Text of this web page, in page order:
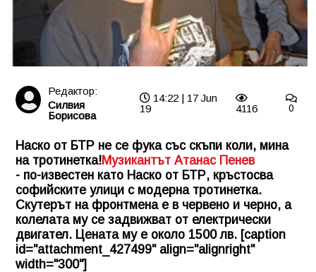
Редактор:
Силвия
Борисова
14:22 | 17 Jun
19
4116 0
Наско от БТР не се фука със скъпи коли, мина
на тротинетка!Музикантът Атанас Пенев
- по-известен като Наско от БТР, кръстосва
софийските улици с модерна тротинетка.
Скутерът на фронтмена е в червено и черно, а
колелата му се задвижват от електрически
двигател. Цената му е около 1500 лв. [caption
id="attachment_427499" align="alignright"
width="300"]